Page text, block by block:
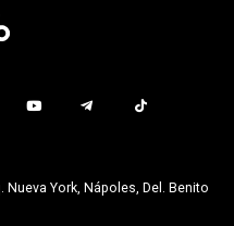
Nueva York, Nápoles, Del. Benito